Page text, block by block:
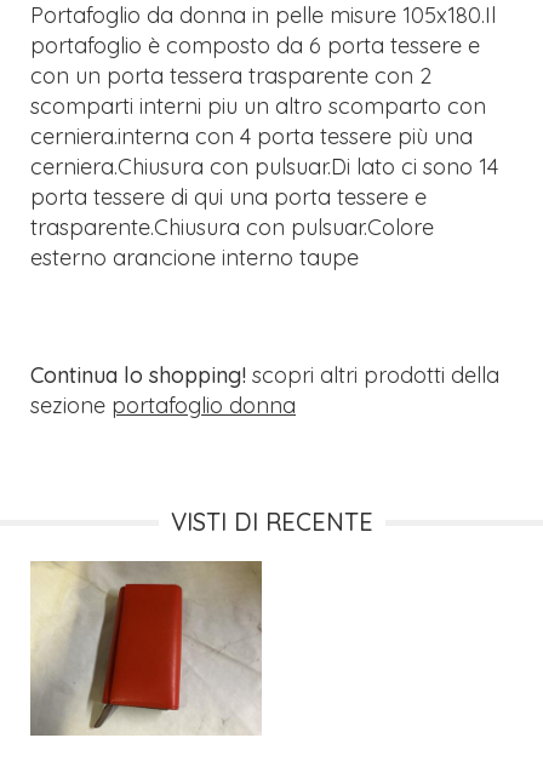
Portafoglio da donna in pelle misure 105x180.Il
portafoglio è composto da 6 porta tessere e
con un porta tessera trasparente con 2
scomparti interni piu un altro scomparto con
cerniera.interna con 4 porta tessere più una
cerniera.Chiusura con pulsuar.Di lato ci sono 14
porta tessere di qui una porta tessere e
trasparente.Chiusura con pulsuar.Colore
esterno arancione interno taupe
Continua lo shopping! scopri altri prodotti della
sezione portafoglio donna
VISTI DI RECENTE